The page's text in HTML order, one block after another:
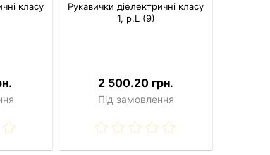
класу
Рукавички діелектричні класу
1, р.L (9)
2 500.20 грн.
Під замовлення